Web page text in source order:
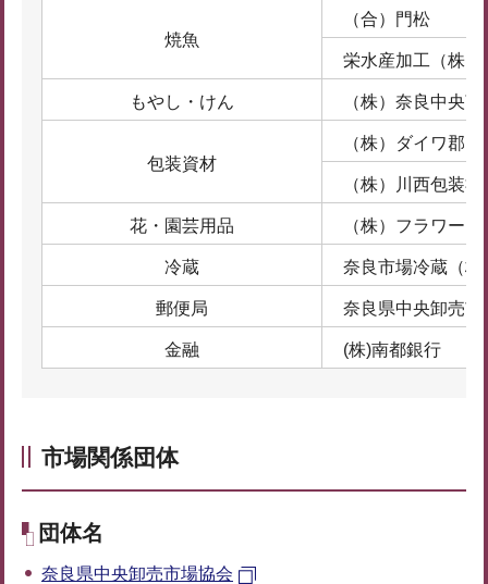
焼魚
（合）門松
栄水産加工（株）
もやし・けん （株）奈良中央萌
包装資材
（株）ダイワ郡山
（株）川西包装社
花・園芸用品 （株）フラワー
冷蔵 奈良市場冷蔵（株
郵便局 奈良県中央卸売市
金融 (株)南都銀行
市場関係団体
団体名
奈良県中央卸売市場協会